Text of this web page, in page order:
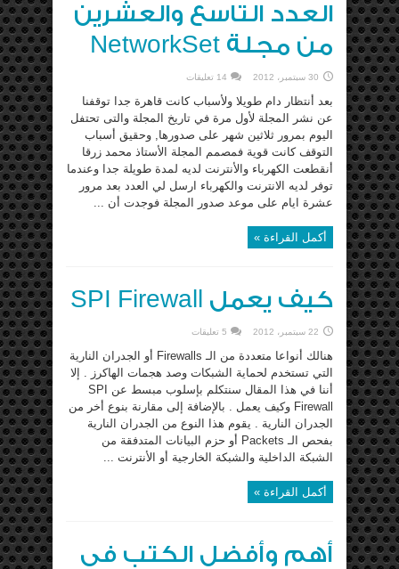
العدد التاسع والعشرين
من مجلة NetworkSet
30 سبتمبر، 2012 14 تعليقات
بعد أنتظار دام طويلا ولأسباب كانت قاهرة جدا توقفنا
عن نشر المجلة لأول مرة في تاريخ المجلة والتى تحتفل
اليوم بمرور ثلاثين شهر على صدورها, وحقيق أسباب
التوقف كانت قوية فمصمم المجلة الأستاذ محمد زرقا
أنقطعت الكهرباء والأنترنت لديه لمدة طويلة جدا وعندما
توفر لديه الانترنت والكهرباء ارسل لي العدد بعد مرور
عشرة ايام على موعد صدور المجلة فوجدت أن ...
أكمل القراءة »
كيف يعمل SPI Firewall
22 سبتمبر، 2012 5 تعليقات
هنالك أنواعا متعددة من الـ Firewalls أو الجدران النارية
التي تستخدم لحماية الشبكات وصد هجمات الهاكرز . إلا
أننا في هذا المقال سنتكلم بإسلوب مبسط عن SPI
Firewall وكيف يعمل . بالإضافة إلى مقارنة بنوع أخر من
الجدران النارية . يقوم هذا النوع من الجدران النارية
بفحص الـ Packets أو حزم البيانات المتدفقة من
الشبكة الداخلية والشبكة الخارجية أو الأنترنت ...
أكمل القراءة »
أهم وأفضل الكتب في